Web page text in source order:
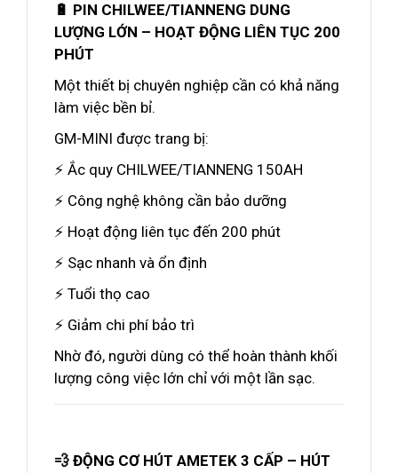
🔋 PIN CHILWEE/TIANNENG DUNG
LƯỢNG LỚN – HOẠT ĐỘNG LIÊN TỤC 200
PHÚT
Một thiết bị chuyên nghiệp cần có khả năng
làm việc bền bỉ.
GM-MINI được trang bị:
⚡ Ắc quy CHILWEE/TIANNENG 150AH
⚡ Công nghệ không cần bảo dưỡng
⚡ Hoạt động liên tục đến 200 phút
⚡ Sạc nhanh và ổn định
⚡ Tuổi thọ cao
⚡ Giảm chi phí bảo trì
Nhờ đó, người dùng có thể hoàn thành khối
lượng công việc lớn chỉ với một lần sạc.
💨 ĐỘNG CƠ HÚT AMETEK 3 CẤP – HÚT